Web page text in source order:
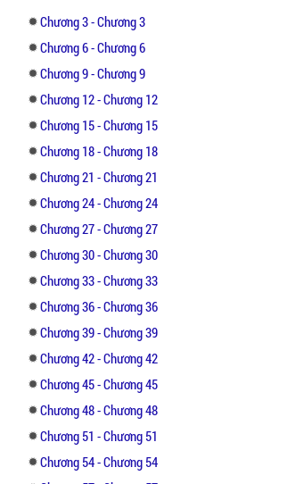
cuối cùng ta chỉ biết yên
tiêu xài này cơ chứ. . . . . .
Chương 3 - Chương 3
Chương 6 - Chương 6
Chương 9 - Chương 9
Chương 12 - Chương 12
Chương 15 - Chương 15
Chương 18 - Chương 18
Chương 21 - Chương 21
Chương 24 - Chương 24
Chương 27 - Chương 27
Chương 30 - Chương 30
Chương 33 - Chương 33
Chương 36 - Chương 36
Chương 39 - Chương 39
Chương 42 - Chương 42
Chương 45 - Chương 45
Chương 48 - Chương 48
Chương 51 - Chương 51
Chương 54 - Chương 54